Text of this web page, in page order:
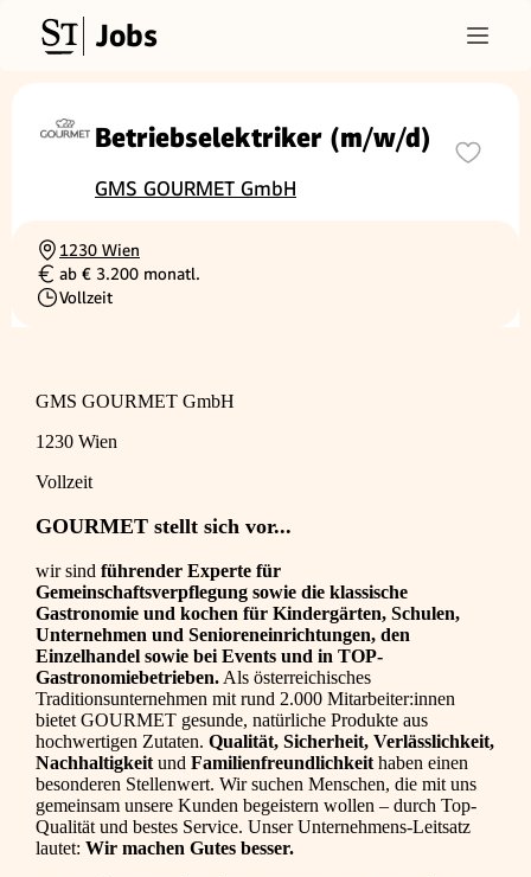
Jobs
Betriebselektriker (m/w/d)
GMS GOURMET GmbH
Ortschaft
1230 Wien
Gehalt
ab € 3.200 monatl.
Beschäftigungsart
Vollzeit
GMS GOURMET GmbH
1230 Wien
Vollzeit
GOURMET stellt sich vor...
wir sind führender Experte für
Gemeinschaftsverpflegung sowie die klassische
Gastronomie und kochen für Kindergärten, Schulen,
Unternehmen und Senioreneinrichtungen, den
Einzelhandel sowie bei Events und in TOP-
Gastronomiebetrieben. Als österreichisches
Traditionsunternehmen mit rund 2.000 Mitarbeiter:innen
bietet GOURMET gesunde, natürliche Produkte aus
hochwertigen Zutaten. Qualität, Sicherheit, Verlässlichkeit,
Nachhaltigkeit und Familienfreundlichkeit haben einen
besonderen Stellenwert. Wir suchen Menschen, die mit uns
gemeinsam unsere Kunden begeistern wollen – durch Top-
Qualität und bestes Service. Unser Unternehmens-Leitsatz
lautet: Wir machen Gutes besser.